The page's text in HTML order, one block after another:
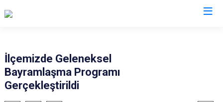
Bodrum
Dalaman
Milas
İlçemizde Geleneksel
Bayramlaşma Programı
Gerçekleştirildi